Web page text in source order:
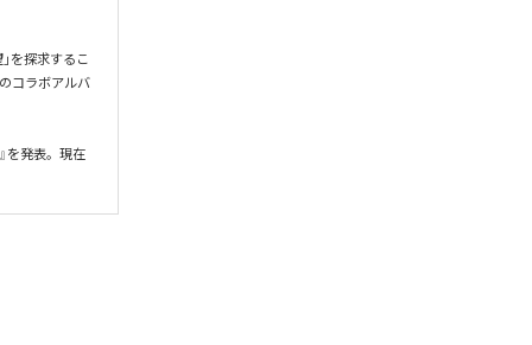
を探求するこ
コラボアルバ
を発表。現在